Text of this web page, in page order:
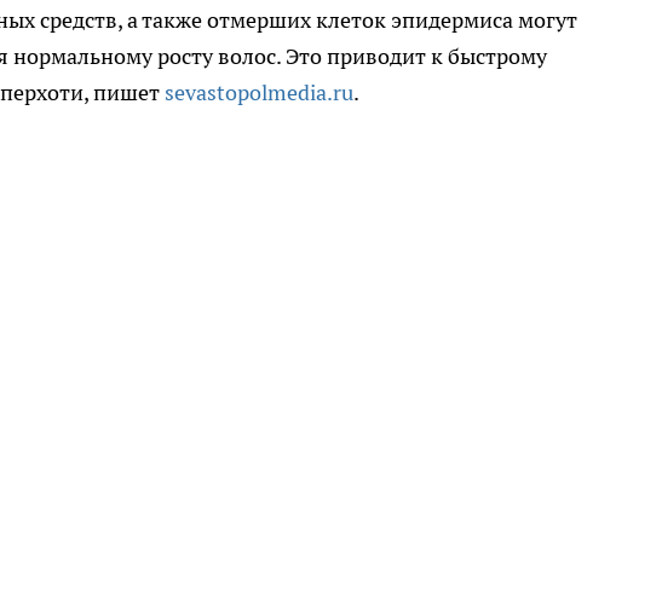
средств, а также отмерших клеток эпидермиса могут
нормальному росту волос. Это приводит к быстрому
пишет sevastopolmedia.ru.